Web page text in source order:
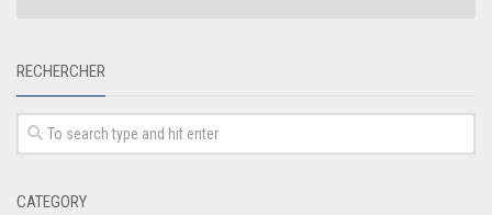
RECHERCHER
CATEGORY